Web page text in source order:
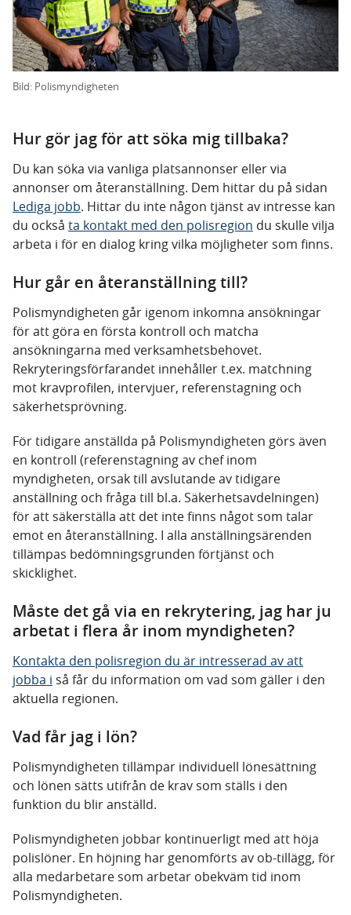
Bild: Polismyndigheten
Hur gör jag för att söka mig tillbaka?
Du kan söka via vanliga platsannonser eller via
annonser om återanställning. Dem hittar du på sidan
Lediga jobb. Hittar du inte någon tjänst av intresse kan
du också ta kontakt med den polisregion du skulle vilja
arbeta i för en dialog kring vilka möjligheter som finns.
Hur går en återanställning till?
Polismyndigheten går igenom inkomna ansökningar
för att göra en första kontroll och matcha
ansökningarna med verksamhetsbehovet.
Rekryteringsförfarandet innehåller t.ex. matchning
mot kravprofilen, intervjuer, referenstagning och
säkerhetsprövning.
För tidigare anställda på Polismyndigheten görs även
en kontroll (referenstagning av chef inom
myndigheten, orsak till avslutande av tidigare
anställning och fråga till bl.a. Säkerhetsavdelningen)
för att säkerställa att det inte finns något som talar
emot en återanställning. I alla anställningsärenden
tillämpas bedömningsgrunden förtjänst och
skicklighet.
Måste det gå via en rekrytering, jag har ju
arbetat i flera år inom myndigheten?
Kontakta den polisregion du är intresserad av att
jobba i så får du information om vad som gäller i den
aktuella regionen.
Vad får jag i lön?
Polismyndigheten tillämpar individuell lönesättning
och lönen sätts utifrån de krav som ställs i den
funktion du blir anställd.
Polismyndigheten jobbar kontinuerligt med att höja
polislöner. En höjning har genomförts av ob-tillägg, för
alla medarbetare som arbetar obekväm tid inom
Polismyndigheten.